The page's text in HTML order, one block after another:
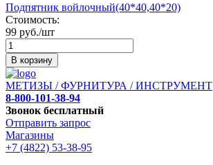
Подпятник войлочный(40*40,40*20)
Стоимость:
99 руб./шт
В корзину
МЕТИЗЫ / ФУРНИТУРА / ИНСТРУМЕНТ
8-800-101-38-94
Звонок бесплатный
Отправить запрос
Магазины
+7 (4822) 53-38-95